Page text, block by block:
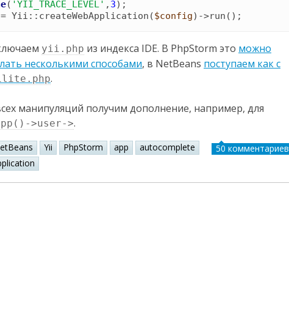
( 'YII_TRACE_LEVEL' , 3)
= Yii :: createWebApplication ($config) ->run ( ) ;
yii.php из индекса IDE. В PhpStorm это можно
несколькими способами, в NetBeans поступаем как с
.
манипуляций получим дополнение, например, для
>user->.
Yii PhpStorm app
autocomplete
50 комментариев